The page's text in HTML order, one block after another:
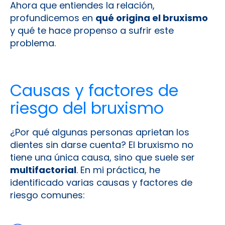
Ahora que entiendes la relación,
profundicemos en qué origina el bruxismo
y qué te hace propenso a sufrir este
problema.
Causas y factores de
riesgo del bruxismo
¿Por qué algunas personas aprietan los
dientes sin darse cuenta? El bruxismo no
tiene una única causa, sino que suele ser
multifactorial. En mi práctica, he
identificado varias causas y factores de
riesgo comunes: